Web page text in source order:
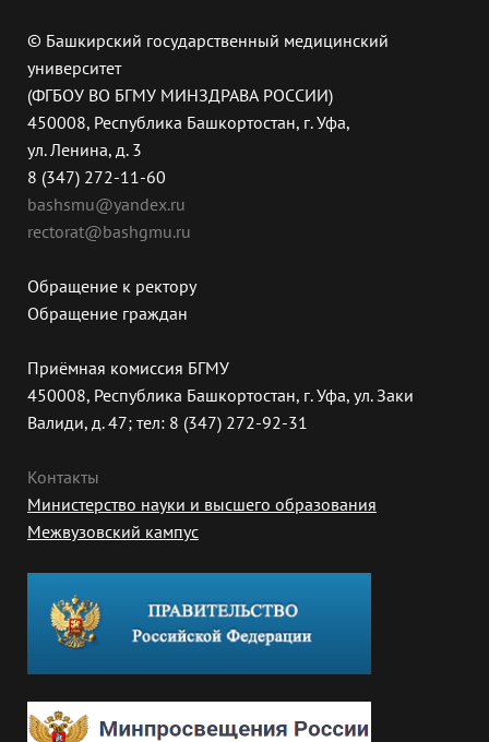
© Башкирский государственный медицинский
университет
(ФГБОУ ВО БГМУ МИНЗДРАВА РОССИИ)
450008, Республика Башкортостан, г. Уфа,
ул. Ленина, д. 3
8 (347) 272-11-60
bashsmu@yandex.ru
rectorat@bashgmu.ru
Обращение к ректору
Обращение граждан
Приёмная комиссия БГМУ
450008, Республика Башкортостан, г. Уфа, ул. Заки
Валиди, д. 47; тел: 8 (347) 272-92-31
Контакты
Министерство науки и высшего образования
Межвузовский кампус